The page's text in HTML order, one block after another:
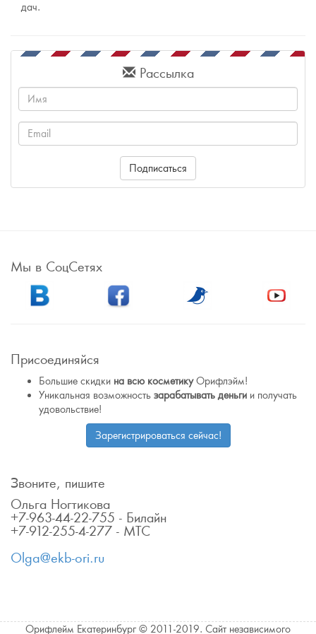
дач.
Рассылка
Подписаться
Мы в СоцСетях
Присоединяйся
Большие скидки на всю косметикуОрифлэйм!
Уникальная возможность зарабатывать деньги и получать
удовольствие!
Зарегистрироваться сейчас!
Звоните, пишите
Ольга Ногтикова
+7-963-44-22-755 - Билайн
+7-912-255-4-277 - МТС
Olga@ekb-ori.ru
Орифлейм Екатеринбург © 2011-2019. Сайт независимого